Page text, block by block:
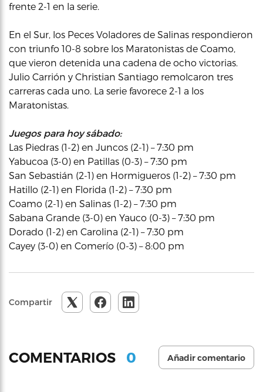
frente 2-1 en la serie.
En el Sur, los Peces Voladores de Salinas respondieron
con triunfo 10-8 sobre los Maratonistas de Coamo,
que vieron detenida una cadena de ocho victorias.
Julio Carrión y Christian Santiago remolcaron tres
carreras cada uno. La serie favorece 2-1 a los
Maratonistas.
Juegos para hoy sábado:
Las Piedras (1-2) en Juncos (2-1) – 7:30 pm
Yabucoa (3-0) en Patillas (0-3) – 7:30 pm
San Sebastián (2-1) en Hormigueros (1-2) – 7:30 pm
Hatillo (2-1) en Florida (1-2) – 7:30 pm
Coamo (2-1) en Salinas (1-2) – 7:30 pm
Sabana Grande (3-0) en Yauco (0-3) – 7:30 pm
Dorado (1-2) en Carolina (2-1) – 7:30 pm
Cayey (3-0) en Comerío (0-3) – 8:00 pm
Compartir
COMENTARIOS 0 Añadir comentario